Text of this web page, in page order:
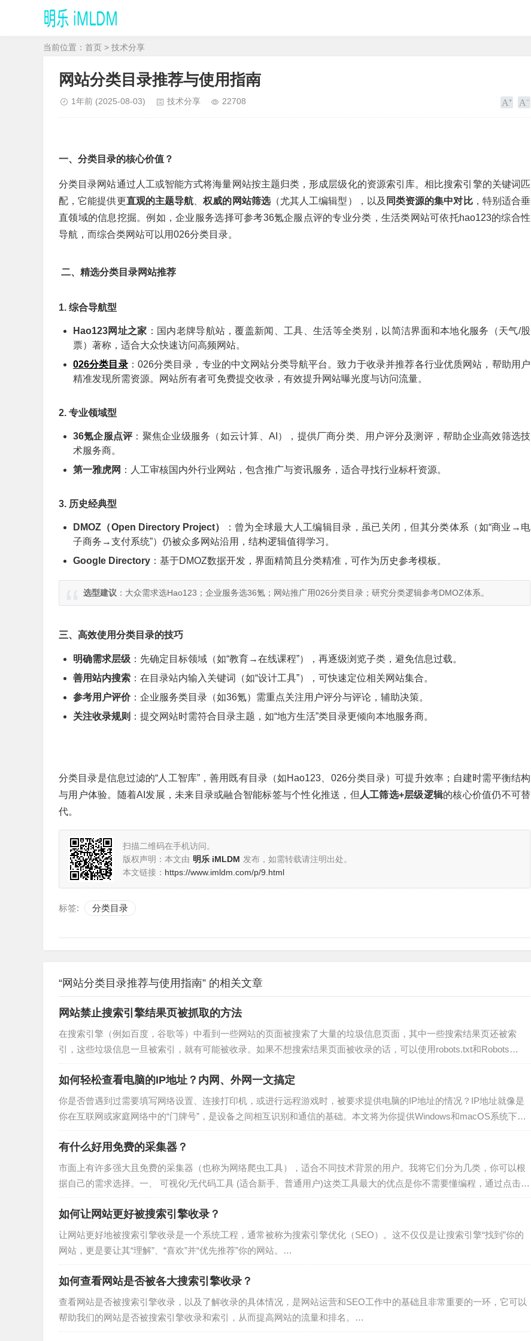
当前位置： 首页 > 技术分享
网站分类目录推荐与使用指南
1年前 (2025-08-03) 技术分享 22708
一、分类目录的核心价值？
分类目录网站通过人工或智能方式将海量网站按主题归类，形成层级化的资源索引库。相比搜索引擎的关键词匹
配，它能提供更直观的主题导航 、权威的网站筛选（尤其人工编辑型），以及 同类资源的集中对比，特别适合垂
直领域的信息挖掘。例如，企业服务选择可参考36氪企服点评的专业分类，生活类网站可依托hao123的综合性
导航， 而综合类网站可以用026分类目录。
二、精选分类目录网站推荐
1. 综合导航型
Hao123网址之家 ：国内老牌导航站，覆盖新闻、工具、生活等全类别，以简洁界面和本地化服务（天气/股
票）著称，适合大众快速访问高频网站。
026分类目录：026分类目录，专业的中文网站分类导航平台。致力于收录并推荐各行业优质网站，帮助用户
精准发现所需资源。网站所有者可免费提交收录，有效提升网站曝光度与访问流量。
2. 专业领域型
36氪企服点评：聚焦企业级服务（如云计算、AI），提供厂商分类、用户评分及测评，帮助企业高效筛选技
术服务商。
第一雅虎网 ：人工审核国内外行业网站，包含推广与资讯服务，适合寻找行业标杆资源。
3. 历史经典型
DMOZ（Open Directory Project）
：曾为全球最大人工编辑目录，虽已关闭，但其分类体系（如“商业→电
子商务→支付系统”）仍被众多网站沿用，结构逻辑值得学习。
Google Directory ：基于DMOZ数据开发，界面精简且分类精准，可作为历史参考模板。
选型建议 ：大众需求选Hao123；企业服务选36氪；网站推广用026分类目录；研究分类逻辑参考DMOZ体系。
三、高效使用分类目录的技巧
明确需求层级 ： 先确定目标领域（如“教育→在线课程”），再逐级浏览子类，避免信息过载。
善用站内搜索 ： 在目录站内输入关键词（如“设计工具”），可快速定位相关网站集合。
参考用户评价： 企业服务类目录（如36氪）需重点关注用户评分与评论，辅助决策。
关注收录规则 ： 提交网站时需符合目录主题，如“地方生活”类目录更倾向本地服务商。
分类目录是信息过滤的“人工智库”，善用既有目录（如Hao123、 026分类目录）可提升效率；自建时需平衡结构
与用户体验。随着AI发展，未来目录或融合智能标签与个性化推送，但 人工筛选+层级逻辑的核心价值仍不可替
代。
扫描二维码在手机访问。
版权声明：本文由 明乐 iMLDM 发布，如需转载请注明出处。
本文链接： https://www.imldm.com/p/9.html
标签: 分类目录
“网站分类目录推荐与使用指南” 的相关文章
网站禁止搜索引擎结果页被抓取的方法
在搜索引擎（例如百度，谷歌等）中看到一些网站的页面被搜索了大量的垃圾信息页面，其中一些搜索结果页还被索
引，这些垃圾信息一旦被索引，就有可能被收录。如果不想搜索结果页面被收录的话，可以使用robots.txt和Robots
Meta告诉搜索引擎不索引这些搜索结果页。一般 SEO 用的是robots.t…
如何轻松查看电脑的IP地址？内网、外网一文搞定
你是否曾遇到过需要填写网络设置、连接打印机，或进行远程游戏时，被要求提供电脑的IP地址的情况？IP地址就像是
你在互联网或家庭网络中的“门牌号”，是设备之间相互识别和通信的基础。本文将为你提供Windows和macOS系统下，
查看内网IP和公网IP的详细指南，即使你是电脑新手也能轻松学会。一、 首先，…
有什么好用免费的采集器？
市面上有许多强大且免费的采集器（也称为网络爬虫工具），适合不同技术背景的用户。我将它们分为几类，你可以根
据自己的需求选择。一、 可视化/无代码工具 (适合新手、普通用户)这类工具最大的优点是你不需要懂编程，通过点击和
简单配置就能抓取数据。八爪鱼采集器特点：国内最知名的采集器之一，功能非常强大，界面友…
如何让网站更好被搜索引擎收录？
让网站更好地被搜索引擎收录是一个系统工程，通常被称为搜索引擎优化（SEO）。这不仅仅是让搜索引擎“找到”你的
网站，更是要让其“理解”、“喜欢”并“优先推荐”你的网站。…
如何查看网站是否被各大搜索引擎收录？
查看网站是否被搜索引擎收录，以及了解收录的具体情况，是网站运营和SEO工作中的基础且非常重要的一环，它可以
帮助我们的网站是否被搜索引擎收录和索引，从而提高网站的流量和排名。…